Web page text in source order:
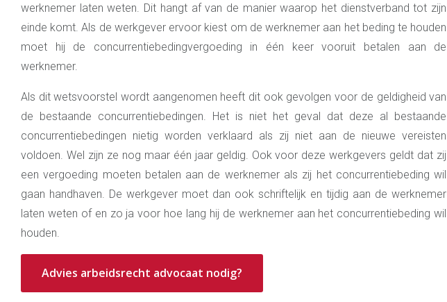
werknemer laten weten. Dit hangt af van de manier waarop het dienstverband tot zijn
einde komt. Als de werkgever ervoor kiest om de werknemer aan het beding te houden
moet hij de concurrentiebedingvergoeding in één keer vooruit betalen aan de
werknemer.
Als dit wetsvoorstel wordt aangenomen heeft dit ook gevolgen voor de geldigheid van
de bestaande concurrentiebedingen. Het is niet het geval dat deze al bestaande
concurrentiebedingen nietig worden verklaard als zij niet aan de nieuwe vereisten
voldoen. Wel zijn ze nog maar één jaar geldig. Ook voor deze werkgevers geldt dat zij
een vergoeding moeten betalen aan de werknemer als zij het concurrentiebeding wil
gaan handhaven. De werkgever moet dan ook schriftelijk en tijdig aan de werknemer
laten weten of en zo ja voor hoe lang hij de werknemer aan het concurrentiebeding wil
houden.
Advies arbeidsrecht advocaat nodig?